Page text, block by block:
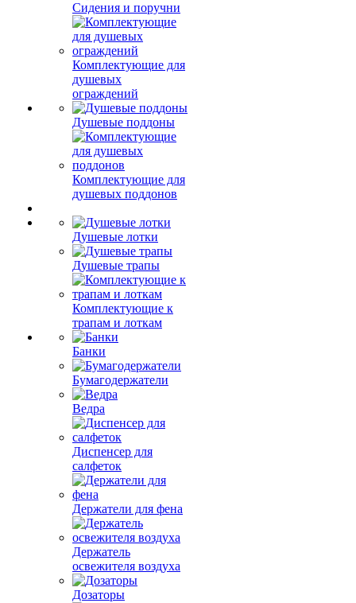
Сидения и поручни
Комплектующие для
душевых
ограждений
Душевые поддоны
Комплектующие для
душевых поддонов
Душевые лотки
Душевые трапы
Комплектующие к
трапам и лоткам
Банки
Бумагодержатели
Ведра
Диспенсер для
салфеток
Держатели для фена
Держатель
освежителя воздуха
Дозаторы